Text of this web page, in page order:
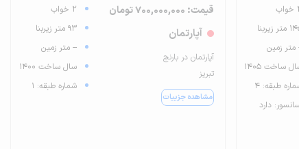
زیربنا
متر زمین
ساخت 1405
طبقه: 4
دارد
قیمت: 700,000,000 تومان
آپارتمان
آپارتمان در بارنج
تبریز
مشاهده جزییات
2 خواب
93 متر زیربنا
-- متر زمین
سال ساخت 1400
شماره طبقه: 1